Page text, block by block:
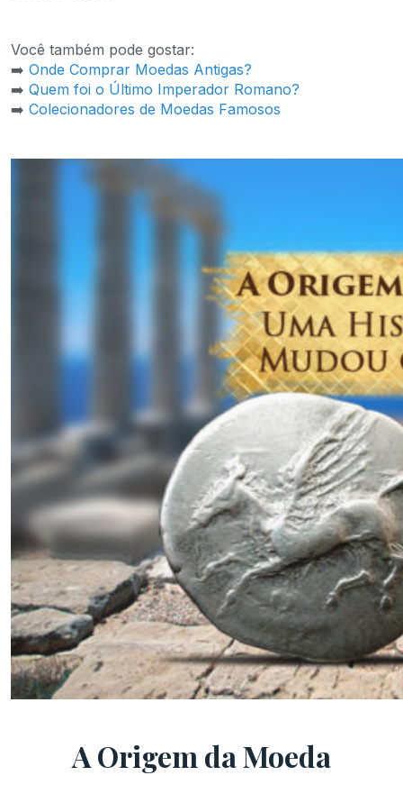
Você também pode gostar:
➡️ Onde Comprar Moedas Antigas?
➡️ Quem foi o Último Imperador Romano?
➡️ Colecionadores de Moedas Famosos
A Origem da Moeda